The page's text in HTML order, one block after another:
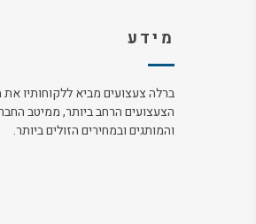
מידע
ברלה צעצועים מביא ללקוחותיו
הצעצועים הרחב ביותר, ממיטב
והמותגים ובמחירים הזולים ביותר.